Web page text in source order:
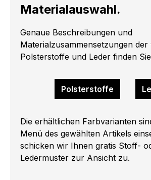
Materialauswahl.
Genaue Beschreibungen und
Materialzusammensetzungen
Polsterstoffe und Leder finden
Polsterstoffe
Die erhältlichen Farbvarianten
Menü des gewählten Artikels
schicken wir Ihnen gratis Stoff-
Ledermuster zur Ansicht zu.